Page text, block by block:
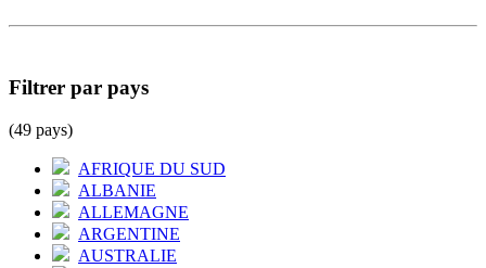
Filtrer par pays
(49 pays)
AFRIQUE DU SUD
ALBANIE
ALLEMAGNE
ARGENTINE
AUSTRALIE